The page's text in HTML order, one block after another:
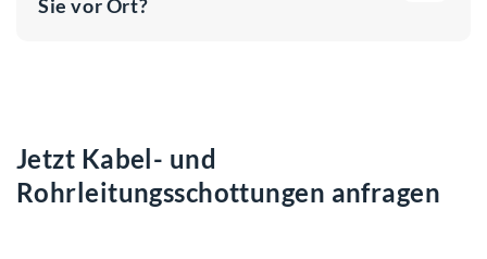
Sie vor Ort?
Jetzt Kabel- und
Rohrleitungsschottungen anfragen